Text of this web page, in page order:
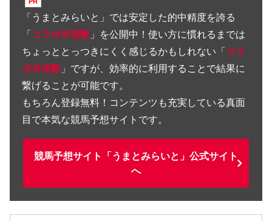
「うまとみらいと 」では安定した的中精度を誇る
「コラボ＠指数 」を公開中！使い方に慣れるまでは
ちょっととっつきにくく感じるかもしれない「コラ
ボ＠指数 」ですが、効率的に利用することで結果に
繋げることが可能です。
もちろん登録無料！コンテンツも充実している真面
目で本気な競馬予想サイトです。
競馬予想サイト「うまとみらいと」公式サイト
へ